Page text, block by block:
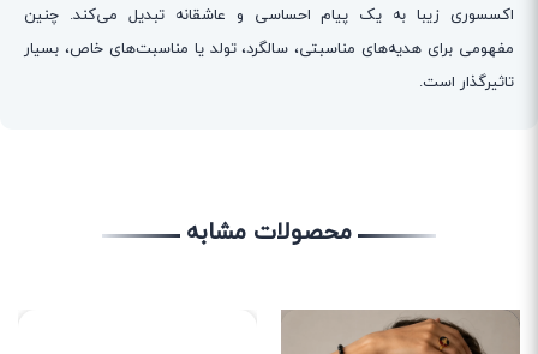
اکسسوری زیبا به یک پیام احساسی و عاشقانه تبدیل می‌کند. چنین
مفهومی برای هدیه‌های مناسبتی، سالگرد، تولد یا مناسبت‌های خاص، بسیار
تاثیرگذار است.
محصولات مشابه